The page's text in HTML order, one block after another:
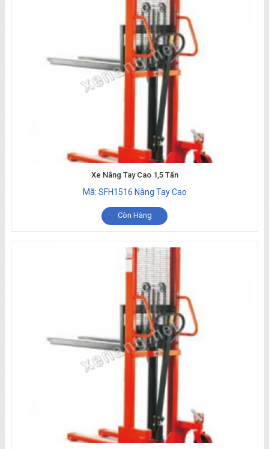
Xe Nâng Tay Cao 1,5 Tấn
Mã: SFH1516 Nâng Tay Cao
Còn Hàng